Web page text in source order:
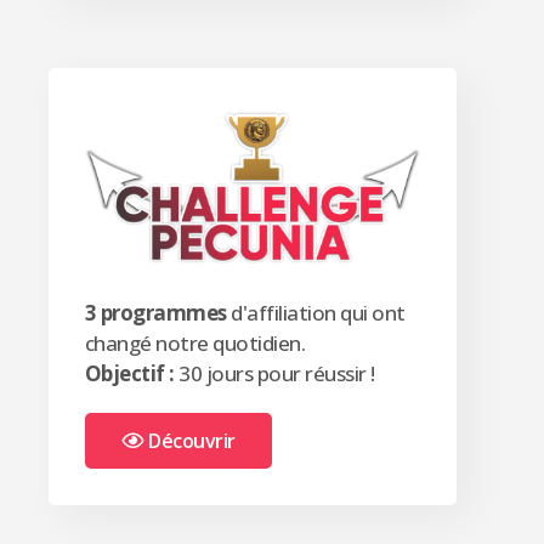
3 programmesd'affiliation qui ont
changé notre quotidien.
Objectif : 30 jours pour réussir !
Découvrir